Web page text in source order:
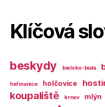
Klíčová
beskydy bielsko-biała
heřmanice holčovice
koupaliště krnov mlýn